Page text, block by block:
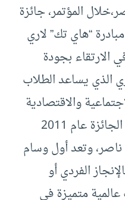
المؤتمر، جائزة
لصاحب مبادرة “هاي تك” لاري
الارتقاء بجودة
الذي يساعد الطلاب
والاقتصادية
جائزة عام 2011
وتعد أول وسام
الفردي أو
متميزة في